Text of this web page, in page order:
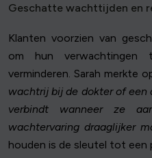
Geschatte wachttijden en
Klanten voorzien van
om hun
verminderen. Sarah merkte
wachtrij bij de dokter of een
verbindt wanneer ze
wachtervaring draaglijker
houden is de sleutel tot een